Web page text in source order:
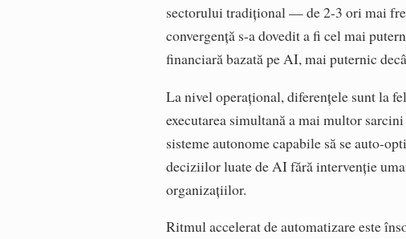
sectorului tradițional — de 2-3 ori mai
convergență s-a dovedit a fi cel mai
financiară bazată pe AI, mai puternic
La nivel operațional, diferențele sunt la
executarea simultană a mai multor
sisteme autonome capabile să se auto-
deciziilor luate de AI fără intervenție
organizațiilor.
Ritmul accelerat de automatizare este